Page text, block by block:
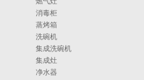
消毒柜
蒸烤箱
洗碗机
集成洗碗机
集成灶
净水器